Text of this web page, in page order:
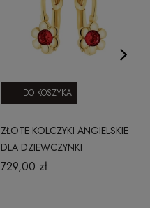
ZŁOTE KOLCZYKI ANGIELSKIE
DLA DZIEWCZYNKI
1205202332
729,00 zł
DO KOSZYKA